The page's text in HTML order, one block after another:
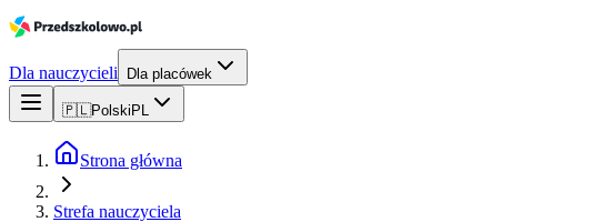
Dla nauczycieli Dla placówek
🇵🇱Polski PL
Strona główna
Strefa nauczyciela